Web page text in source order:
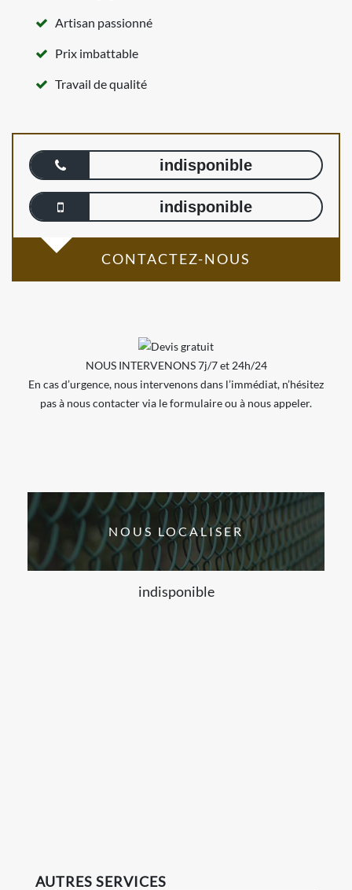
Artisan passionné
Prix imbattable
Travail de qualité
indisponible
indisponible
CONTACTEZ-NOUS
NOUS INTERVENONS 7j/7 et 24h/24
En cas d’urgence, nous intervenons dans l’immédiat, n’hésitez
pas à nous contacter via le formulaire ou à nous appeler.
NOUS LOCALISER
indisponible
AUTRES SERVICES